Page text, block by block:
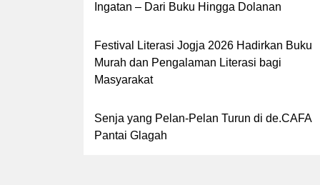
Ingatan – Dari Buku Hingga Dolanan
Festival Literasi Jogja 2026 Hadirkan Buku
Murah dan Pengalaman Literasi bagi
Masyarakat
Senja yang Pelan-Pelan Turun di de.CAFA
Pantai Glagah